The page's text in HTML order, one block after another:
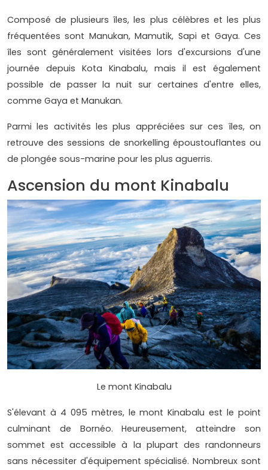
Composé de plusieurs îles, les plus célèbres et les plus
fréquentées sont Manukan, Mamutik, Sapi et Gaya. Ces
îles sont généralement visitées lors d'excursions d'une
journée depuis Kota Kinabalu, mais il est également
possible de passer la nuit sur certaines d'entre elles,
comme Gaya et Manukan.
Parmi les activités les plus appréciées sur ces îles, on
retrouve des sessions de snorkelling époustouflantes ou
de plongée sous-marine pour les plus aguerris.
Ascension du mont Kinabalu
Le mont Kinabalu
S'élevant à 4 095 mètres, le mont Kinabalu est le point
culminant de Bornéo. Heureusement, atteindre son
sommet est accessible à la plupart des randonneurs
sans nécessiter d'équipement spécialisé. Nombreux sont